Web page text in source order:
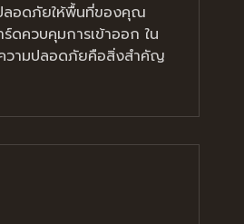
ลอดภัยให้พื้นที่ของคุณ
ดควบคุมการเข้าออก ใน
วามปลอดภัยคือสิ่งสำคัญ